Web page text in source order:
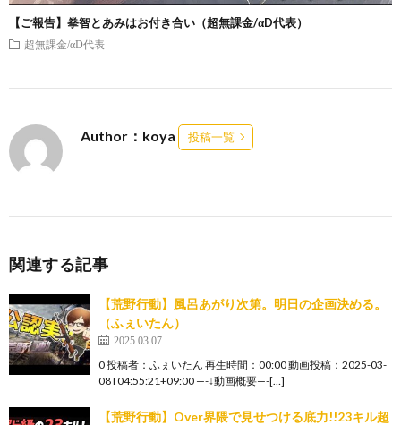
【ご報告】拳智とあみはお付き合い（超無課金/αD代表）
超無課金/αD代表
Author：koya 投稿一覧
関連する記事
【荒野行動】風呂あがり次第。明日の企画決める。
（ふぇいたん）
2025.03.07
0 投稿者：ふぇいたん 再生時間：00:00 動画投稿：2025-03-
08T04:55:21+09:00 —-↓動画概要—-[…]
【荒野行動】Over界隈で見せつける底力!!23キル超